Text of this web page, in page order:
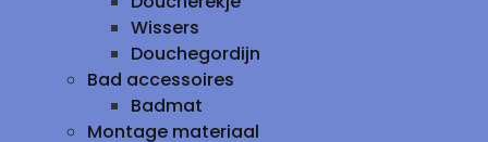
Wissers
Douchegordijn
Bad accessoires
Badmat
Montage materiaal